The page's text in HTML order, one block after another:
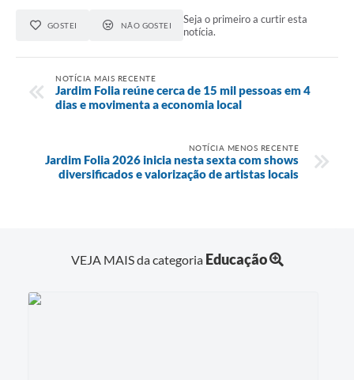
GOSTEI NÃO GOSTEI
Seja o primeiro a curtir esta
notícia.
NOTÍCIA MAIS RECENTE
Jardim Folia reúne cerca de 15 mil pessoas em 4
dias e movimenta a economia local
NOTÍCIA MENOS RECENTE
Jardim Folia 2026 inicia nesta sexta com shows
diversificados e valorização de artistas locais
VEJA MAIS da categoria Educação